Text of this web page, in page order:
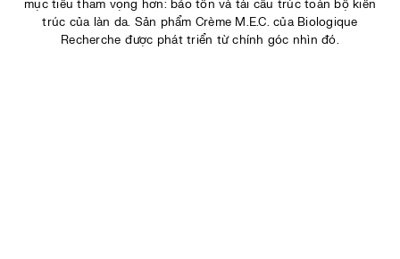
mục tiêu tham vọng hơn: bảo tồn và tái cấu trúc toàn bộ kiến
trúc của làn da. Sản phẩm Crème M.E.C. của Biologique
Recherche được phát triển từ chính góc nhìn đó.